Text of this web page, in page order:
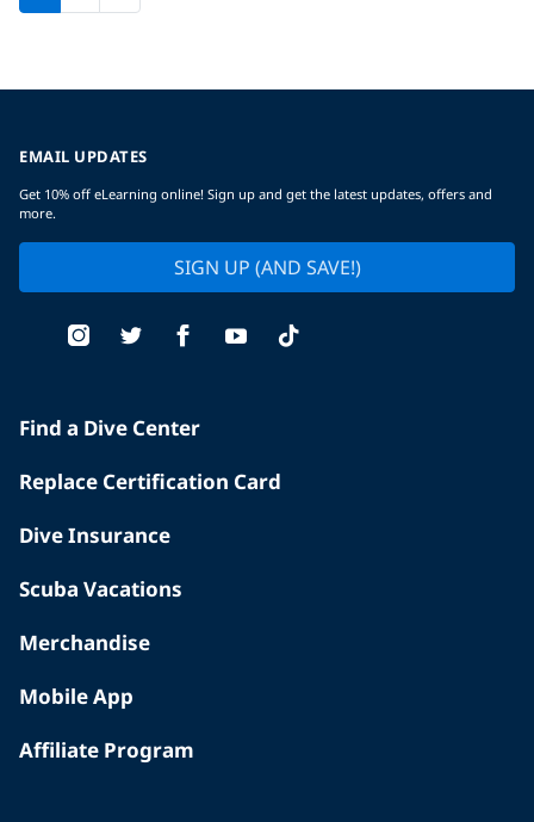
EMAIL UPDATES
Get 10% off eLearning online! Sign up and get the latest updates, offers and
more.
SIGN UP (AND SAVE!)
Find a Dive Center
Replace Certification Card
Dive Insurance
Scuba Vacations
Merchandise
Mobile App
Affiliate Program